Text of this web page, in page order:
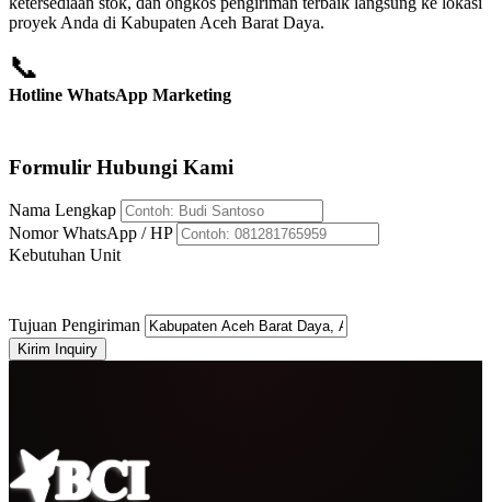
proyek Anda di Kabupaten Aceh Barat Daya.
📞
Hotline WhatsApp Marketing
Formulir Hubungi Kami
Nama Lengkap
Nomor WhatsApp / HP
Kebutuhan Unit
Tujuan Pengiriman
Kirim Inquiry